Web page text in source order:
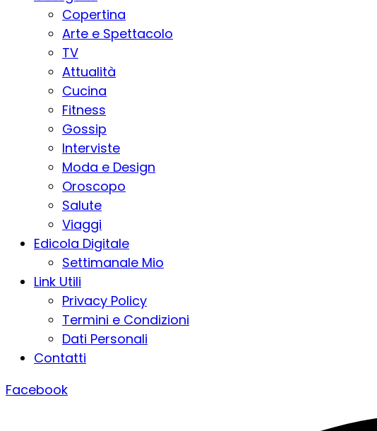
Copertina
Arte e Spettacolo
TV
Attualità
Cucina
Fitness
Gossip
Interviste
Moda e Design
Oroscopo
Salute
Viaggi
Edicola Digitale
Settimanale Mio
Link Utili
Privacy Policy
Termini e Condizioni
Dati Personali
Contatti
Facebook